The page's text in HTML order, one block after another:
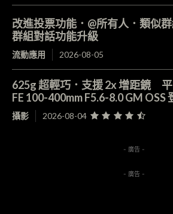
改進投票功能．@所有人．類
群組對話功能升級
流動應用 2026-08-05
625g 超輕巧．支援 2x 增距鏡
FE 100-400mm F5.6-8.0 GM OSS
攝影 2026-08-04
- 廣告 -
- 廣告 -